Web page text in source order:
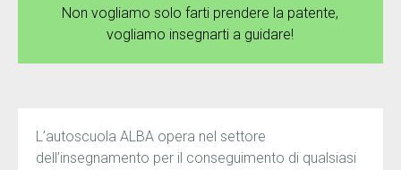
Non vogliamo solo farti prendere la patente,
vogliamo insegnarti a guidare!
L’autoscuola ALBA opera nel settore
dell’insegnamento per il conseguimento di qualsiasi